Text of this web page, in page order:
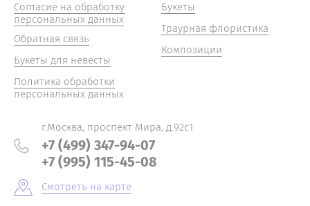
Согласие на обработку
персональных данных
Обратная связь
Букеты для невесты
Политика обработки
персональных данных
Букеты
Траурная флористика
Композиции
г.Москва, проспект Мира, д.92с1
+7 (499) 347-94-07
+7 (995) 115-45-08
Смотреть на карте